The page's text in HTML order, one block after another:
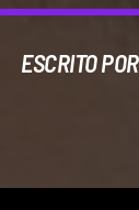
ESCRITO POR